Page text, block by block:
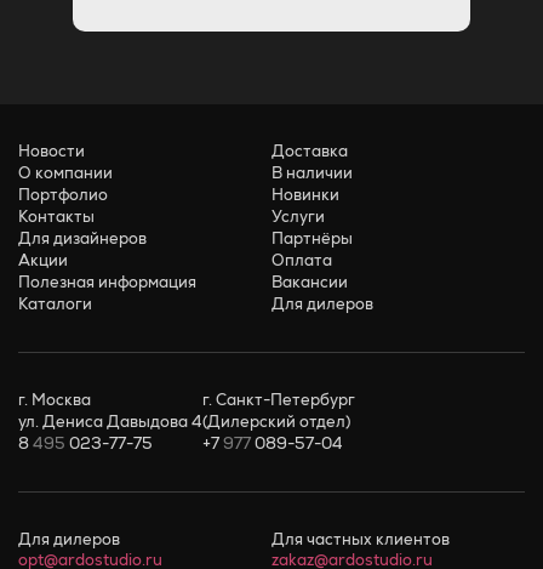
Новости
О компании
Портфолио
Контакты
Для дизайнеров
Акции
Полезная информация
Каталоги
Доставка
В наличии
Новинки
Услуги
Партнёры
Оплата
Вакансии
Для дилеров
г. Москва
ул. Дениса Давыдова 4
8495 023-77-75
г. Санкт-Петербург
(Дилерский отдел)
+7977089-57-04
Для дилеров
opt@ardostudio.ru
Для частных клиентов
zakaz@ardostudio.ru